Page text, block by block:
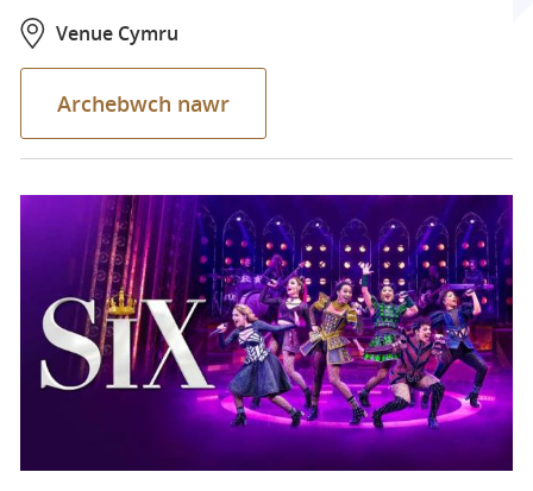
Venue Cymru
Archebwch nawr